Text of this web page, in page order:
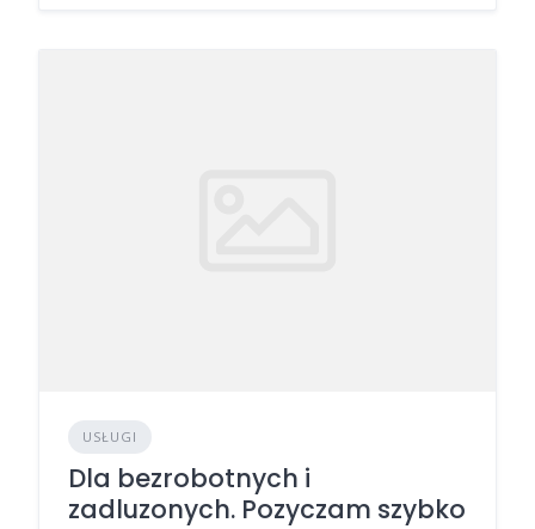
USŁUGI
Dla bezrobotnych i
zadluzonych. Pozyczam szybko